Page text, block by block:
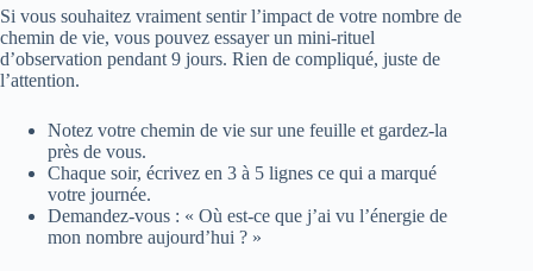
Si vous souhaitez vraiment sentir l’impact de votre nombre de
chemin de vie, vous pouvez essayer un mini‑rituel
d’observation pendant 9 jours. Rien de compliqué, juste de
l’attention.
Notez votre chemin de vie sur une feuille et gardez‑la
près de vous.
Chaque soir, écrivez en 3 à 5 lignes ce qui a marqué
votre journée.
Demandez‑vous : « Où est‑ce que j’ai vu l’énergie de
mon nombre aujourd’hui ? »